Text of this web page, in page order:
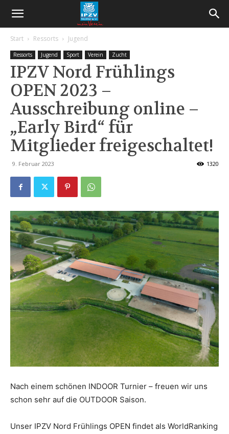
Start Ressorts Jugend
Ressorts Jugend Sport Verein Zucht
IPZV Nord Frühlings
OPEN 2023 –
Ausschreibung online –
„Early Bird“ für
Mitglieder freigeschaltet!
9. Februar 2023 1320
Nach einem schönen INDOOR Turnier – freuen wir uns
schon sehr auf die OUTDOOR Saison.
Unser IPZV Nord Frühlings OPEN findet als WorldRanking